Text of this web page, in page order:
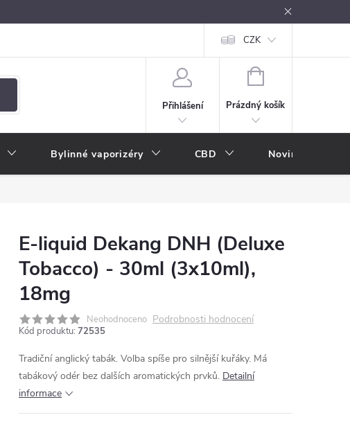
Vše o e-kouření Nákupní rádce
CZK
Přihlášení
NÁKUPNÍ
Prázdný košík
Bylinné vaporizéry CBD Novinky
E-liquid Dekang DNH (Deluxe
Tobacco) - 30ml (3x10ml),
18mg
Neohodnoceno Podrobnosti hodnocení
Kód produktu: 72535
Tradiční anglický tabák. Volba spíše pro silnější kuřáky. Má
tabákový odér bez dalších aromatických prvků. Detailní
informace